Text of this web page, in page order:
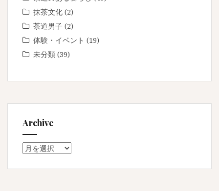
抹茶文化 (2)
茶道男子 (2)
体験・イベント (19)
未分類 (39)
Archive
Archive